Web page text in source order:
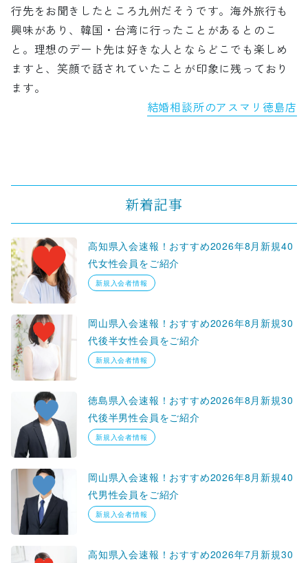
行先をお聞きしたところ九州だそうです。海外旅行も
興味があり、韓国・台湾に行ったことがあるとのこ
と。理想のデート先は好きな人とならどこでも楽しめ
ますと、笑顔で話されていたことが印象に残っており
ます。
結婚相談所のアスマリ徳島店
新着記事
高知県入会速報！おすすめ2026年8月新規40
代女性会員をご紹介
新規入会者情報
岡山県入会速報！おすすめ2026年8月新規30
代後半女性会員をご紹介
新規入会者情報
徳島県入会速報！おすすめ2026年8月新規30
代後半男性会員をご紹介
新規入会者情報
岡山県入会速報！おすすめ2026年8月新規40
代男性会員をご紹介
新規入会者情報
高知県入会速報！おすすめ2026年7月新規30